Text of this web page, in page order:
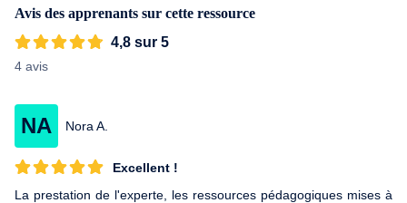
son expertise en management de projet, en organisation ainsi
qu'en orientation scolaire et professionnelle.
Avis des apprenants sur cette ressource
4,8 sur 5
4 avis
NA Nora A.
Excellent !
La prestation de l'experte, les ressources pédagogiques mises à